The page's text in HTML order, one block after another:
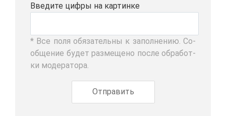
Вве­ди­те циф­ры на кар­тин­ке
* Все по­ля обя­за­тель­ны к за­пол­не­нию. Со­
об­ще­ние бу­дет раз­ме­ще­но по­сле об­ра­бот­
ки мо­де­ра­то­ра.